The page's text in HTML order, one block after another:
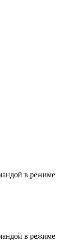
в режиме
в режиме